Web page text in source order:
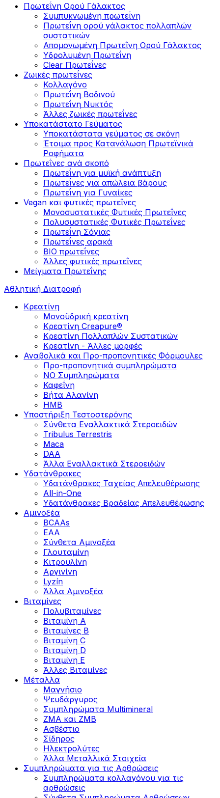
Πρωτεΐνη Ορού Γάλακτος
Συμπυκνωμένη πρωτεΐνη
Πρωτεΐνη ορού γάλακτος πολλαπλών
συστατικών
Απομονωμένη Πρωτεΐνη Ορού Γάλακτος
Υδρολυμένη Πρωτεΐνη
Clear Πρωτεΐνες
Ζωικές πρωτεΐνες
Κολλαγόνο
Πρωτεΐνη Βοδινού
Πρωτεΐνη Νυκτός
Άλλες ζωικές πρωτεΐνες
Υποκατάστατο Γεύματος
Υποκατάστατα γεύματος σε σκόνη
Έτοιμα προς Κατανάλωση Πρωτεϊνικά
Ροφήματα
Πρωτεΐνες ανά σκοπό
Πρωτεΐνη για μυϊκή ανάπτυξη
Πρωτεΐνες για απώλεια βάρους
Πρωτεΐνη για Γυναίκες
Vegan και φυτικές πρωτεΐνες
Μονοσυστατικές Φυτικές Πρωτεΐνες
Πολυσυστατικές Φυτικές Πρωτεΐνες
Πρωτεΐνη Σόγιας
Πρωτεΐνες αρακά
ΒIO πρωτεΐνες
Άλλες φυτικές πρωτεΐνες
Μείγματα Πρωτεΐνης
Αθλητική Διατροφή
Κρεατίνη
Μονοϋδρική κρεατίνη
Κρεατίνη Creapure®
Κρεατίνη Πολλαπλών Συστατικών
Κρεατίνη - Άλλες μορφές
Αναβολικά και Προ-προπονητικές Φόρμουλες
Προ-προπονητικά συμπληρώματα
ΝΟ Συμπληρώματα
Καφεΐνη
Βήτα Αλανίνη
HMB
Υποστήριξη Τεστοστερόνης
Σύνθετα Εναλλακτικά Στεροειδών
Tribulus Terrestris
Maca
DAA
Άλλα Εναλλακτικά Στεροειδών
Υδατάνθρακες
Υδατάνθρακες Ταχείας Απελευθέρωσης
All-in-One
Υδατάνθρακες Βραδείας Απελευθέρωσης
Αμινοξέα
BCAAs
EAA
Σύνθετα Αμινοξέα
Γλουταμίνη
Κιτρουλίνη
Αργινίνη
Lyzín
Άλλα Αμινοξέα
Βιταμίνες
Πολυβιταμίνες
Βιταμίνη Α
Βιταμίνες Β
Βιταμίνη C
Βιταμίνη D
Βιταμίνη Ε
Άλλες Βιταμίνες
Μέταλλα
Μαγνήσιο
Ψευδάργυρος
Συμπληρώματα Multimineral
ZMA και ZMB
Ασβέστιο
Σίδηρος
Ηλεκτρολύτες
Άλλα Mεταλλικά Στοιχεία
Συμπληρώματα για τις Αρθρώσεις
Συμπληρώματα κολλαγόνου για τις
αρθρώσεις